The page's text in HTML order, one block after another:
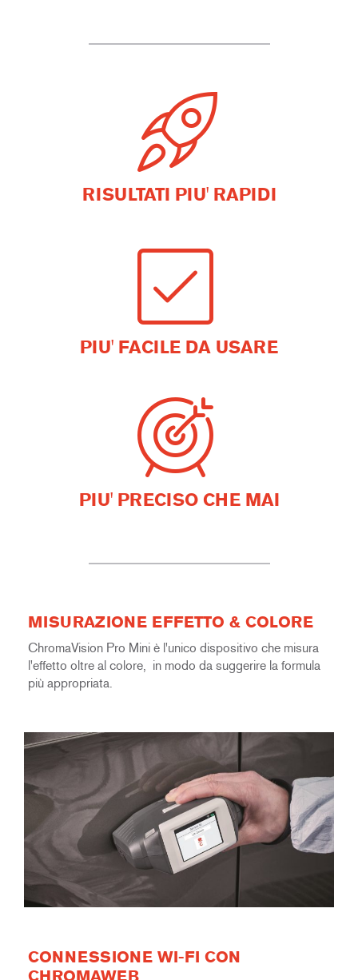
RISULTATI PIU' RAPIDI
PIU' FACILE DA USARE
PIU' PRECISO CHE MAI
MISURAZIONE EFFETTO & COLORE
ChromaVision Pro Mini è l'unico dispositivo che misura
l'effetto oltre al colore, in modo da suggerire la formula
più appropriata.
CONNESSIONE WI-FI CON
CHROMAWEB